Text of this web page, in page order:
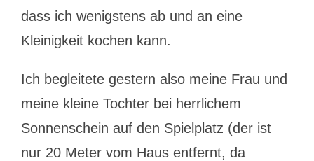
dass ich wenigstens ab und an eine
Kleinigkeit kochen kann.
Ich begleitete gestern also meine Frau und
meine kleine Tochter bei herrlichem
Sonnenschein auf den Spielplatz (der ist
nur 20 Meter vom Haus entfernt, da